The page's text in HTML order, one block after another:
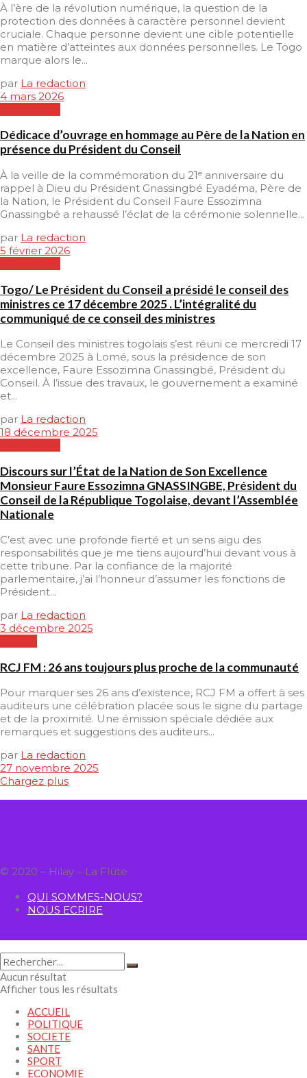
À l’ère de la révolution numérique, la question de la
protection des données à caractère personnel devient
cruciale. Chaque personne devient une cible potentielle
en matière d’atteintes aux données personnelles. Le Togo
marque alors le...
par La redaction
4 mars 2026
Dédicace d’ouvrage en hommage au Père de la Nation en
présence du Président du Conseil
À la veille de la commémoration du 21ᵉ anniversaire du
rappel à Dieu du Président Gnassingbé Eyadéma, Père de
la Nation, le Président du Conseil Faure Essozimna
Gnassingbé a rehaussé l’éclat de la cérémonie solennelle...
par La redaction
5 février 2026
Togo/ Le Président du Conseil a présidé le conseil des
ministres ce 17 décembre 2025 . L’intégralité du
communiqué de ce conseil des ministres
Le Conseil des ministres togolais s’est réuni ce mercredi 17
décembre 2025 à Lomé, sous la présidence de son
excellence, Faure Essozimna Gnassingbé, Président du
Conseil. À l’issue des travaux, le gouvernement a examiné
et...
par La redaction
18 décembre 2025
Discours sur l’État de la Nation de Son Excellence
Monsieur Faure Essozimna GNASSINGBE, Président du
Conseil de la République Togolaise, devant l’Assemblée
Nationale
C’est avec une profonde fierté et un sens aigu des
responsabilités que je me tiens aujourd’hui devant vous à
cette tribune. Par la confiance de la majorité
parlementaire, j’ai l’honneur d’assumer les fonctions de
Président...
par La redaction
3 décembre 2025
RCJ FM : 26 ans toujours plus proche de la communauté
Pour marquer ses 26 ans d’existence, RCJ FM a offert à ses
auditeurs une célébration placée sous le signe du partage
et de la proximité. Une émission spéciale dédiée aux
remarques et suggestions des auditeurs...
par La redaction
27 novembre 2025
Chargez plus
© 2020 – Hilay – La Flûte
QUI SOMMES-NOUS?
NOUS ECRIRE
Aucun résultat
Afficher tous les résultats
ACCUEIL
POLITIQUE
SOCIETE
SANTE
SPORT
ECONOMIE